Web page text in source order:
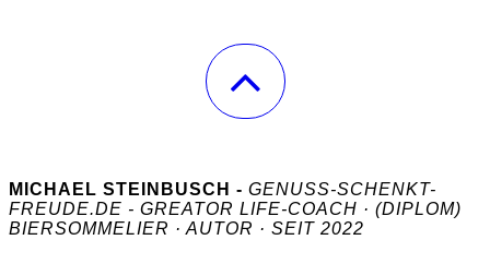
MICHAEL STEINBUSCH - GENUSS-SCHENKT-
FREUDE.DE - GREATOR LIFE-COACH · (DIPLOM)
BIERSOMMELIER · AUTOR · SEIT 2022